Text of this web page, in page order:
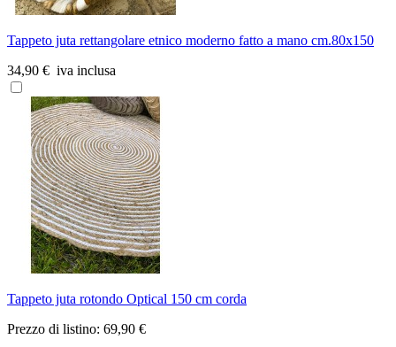
Tappeto juta rettangolare etnico moderno fatto a mano cm.80x150
34,90 € iva inclusa
Tappeto juta rotondo Optical 150 cm corda
Prezzo di listino: 69,90 €